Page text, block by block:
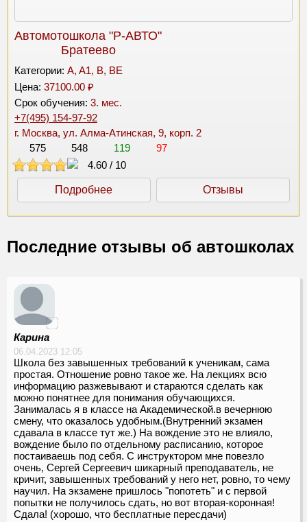
Автомотошкола "Р-АВТО"
Братеево
Категории: A, A1, B, BE
Цена: 37100.00 ₽
Срок обучения: 3. мес.
+7(495) 154-97-92
г. Москва, ул. Алма-Атинская, 9, корп. 2
575
548 119
97
4.60 / 10
Подробнее Отзывы
Последние отзывы об автошколах
Карина
06.04.2023 12:05
Школа без завышенных требований к ученикам, сама
простая. Отношение ровно такое же. На лекциях всю
информацию разжевывают и стараются сделать как
можно понятнее для понимания обучающихся.
Занималась я в классе на Академической.в вечернюю
смену, что оказалось удобным.(Внутренний экзамен
сдавала в классе тут же.) На вождение это не влияло,
вождение было по отдельному расписанию, которое
постаиваешь под себя. С инструктором мне повезло
очень, Сергей Сергеевич шикарный преподаватель, не
кричит, завышенных требований у него нет, ровно, то чему
научил. На экзамене пришлось "попотеть" и с первой
попытки не получилось сдать, но вот вторая-коронная!
Сдала! (хорошо, что бесплатные пересдачи)